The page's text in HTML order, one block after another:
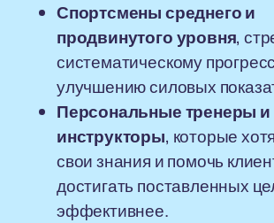
Спортсмены среднего и
продвинутого уровня,
систематическому
улучшению силовых
Персональные тренеры и
инструкторы, которые
свои знания и помочь
достигать поставленных
эффективнее.